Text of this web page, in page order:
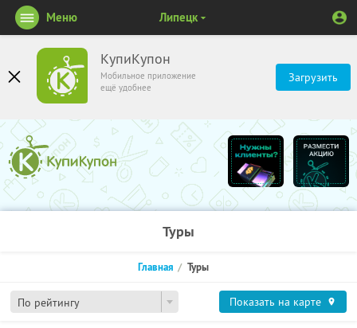
КупиКупон
Мобильное приложение
ещё удобнее
Загрузить
Меню Липецк
Туры
По рейтингу
Главная Туры
Показать на карте